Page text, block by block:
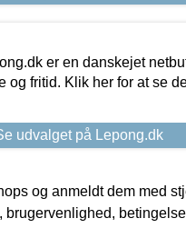
er en danskejet
og fritid. Klik her for at se
udvalget på Lepong.dk
og anmeldt dem med